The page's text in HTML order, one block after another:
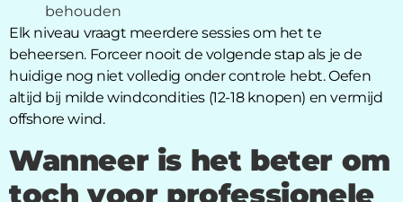
behouden
Elk niveau vraagt meerdere sessies om het te
beheersen. Forceer nooit de volgende stap als je de
huidige nog niet volledig onder controle hebt. Oefen
altijd bij milde windcondities (12-18 knopen) en vermijd
offshore wind.
Wanneer is het beter om
toch voor professionele